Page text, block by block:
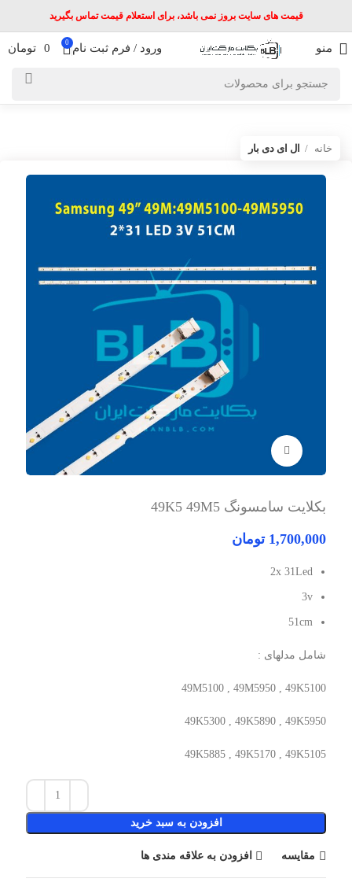
قیمت های سایت بروز نمی باشد، برای استعلام قیمت تماس بگیرید
منو ورود / فرم ثبت نام 0
0 تومان
خانه ال ای دی بار
بکلایت سامسونگ 49K5 49M5
1,700,000 تومان
2x 31Led
3v
51cm
شامل مدلهای :
49M5100 , 49M5950 , 49K5100
49K5300 , 49K5890 , 49K5950
49K5885 , 49K5170 , 49K5105
افزودن به سبد خرید
مقایسه افزودن به علاقه مندی ها